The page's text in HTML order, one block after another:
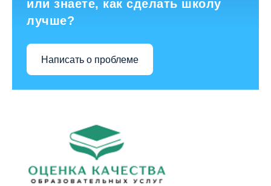
или знаете, как сделать школу
лучше?
Написать о проблеме